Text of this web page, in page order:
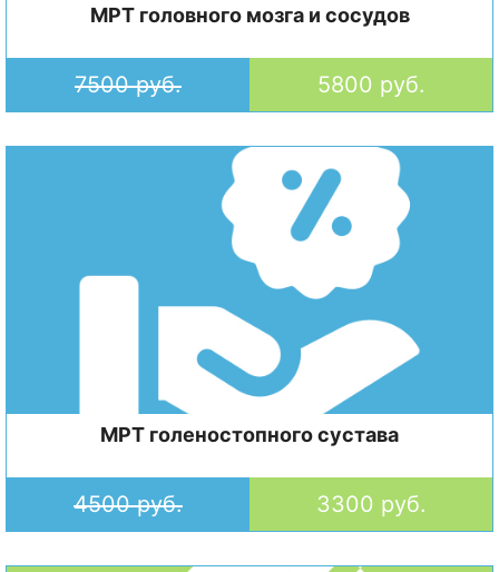
МРТ головного мозга и сосудов
7500 руб. 5800 руб.
МРТ голеностопного сустава
4500 руб. 3300 руб.